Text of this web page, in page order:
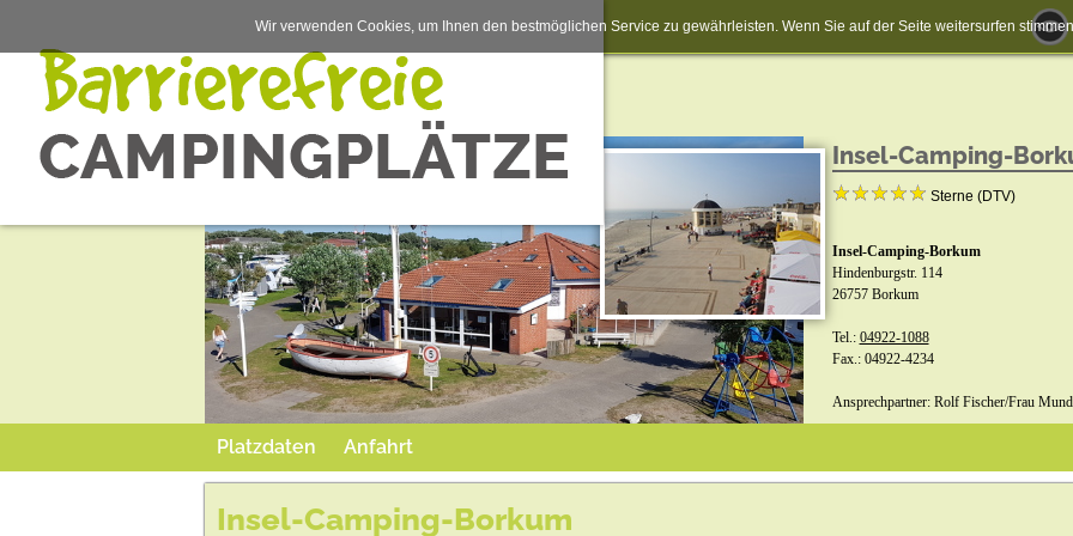
Insel-Camping-
Sterne (DTV)
Insel-Camping-Borkum
Hindenburgstr. 114
26757 Borkum
Tel.: 04922-1088
Fax.: 04922-4234
Ansprechpartner: Rolf Fischer/Frau
Platzdaten Anfahrt
Insel-Camping-Borkum
Wir verwenden Cookies, um Ihnen den bestmöglichen Service zu gewährleisten. Wenn Sie auf der Seite weitersurfen